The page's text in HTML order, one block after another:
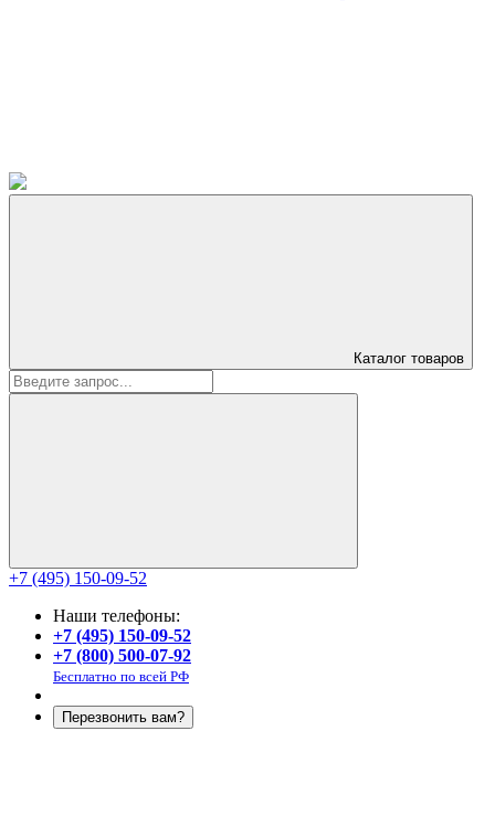
Каталог товаров
+7 (495) 150-09-52
Наши телефоны:
+7 (495) 150-09-52
+7 (800) 500-07-92
Бесплатно по всей РФ
Перезвонить вам?